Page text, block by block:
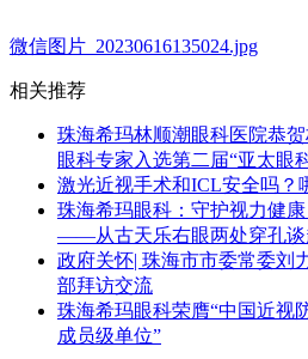
微信图片_20230616135024.jpg
相关推荐
珠海希玛林顺潮眼科医院恭
眼科专家入选第二届“亚太眼
激光近视手术和ICL安全吗？
珠海希玛眼科：守护视力健
——从古天乐右眼两处穿孔谈
政府关怀| 珠海市市委常委刘
部拜访交流
珠海希玛眼科荣膺“中国近视
成员级单位”